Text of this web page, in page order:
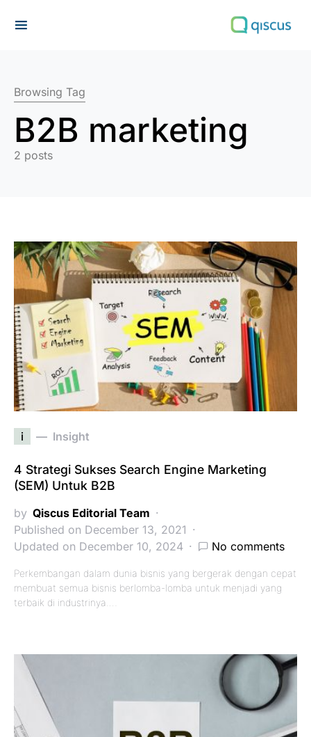
Browsing Tag
B2B marketing
2 posts
i Insight
4 Strategi Sukses Search Engine Marketing
(SEM) Untuk B2B
by Qiscus Editorial Team
Published on December 13, 2021
Updated on December 10, 2024
No comments
Perkembangan dalam dunia bisnis yang bergerak dengan cepat
membuat semua bisnis berlomba-lomba untuk menjadi yang
terbaik di industrinya.…